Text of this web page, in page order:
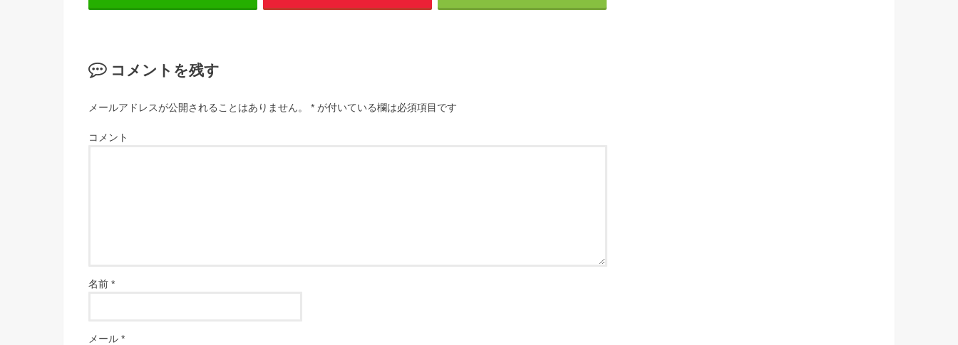
コメントを残す
メールアドレスが公開されることはありません。 * が付いている欄は必須項目です
コメント
名前 *
メール *